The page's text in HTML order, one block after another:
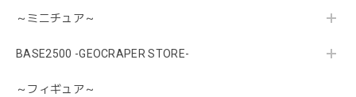
～ミニチュア～
BASE2500 -GEOCRAPER STORE-
～フィギュア～